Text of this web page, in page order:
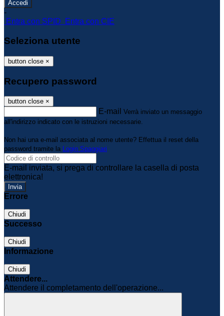
-
Entra con SPID
Entra con CIE
Seleziona utente
button close ×
Recupero password
button close ×
E-mail Verrà inviato un messaggio
all'indirizzo indicato con le istruzioni necessarie.
Non hai una e-mail associata al nome utente? Effettua il reset della
password tramite la Login Spaggiari
E-mail inviata, si prega di controllare la casella di posta
elettronica!
Errore
Chiudi
Successo
Chiudi
Informazione
Chiudi
Attendere...
Attendere il completamento dell'operazione...